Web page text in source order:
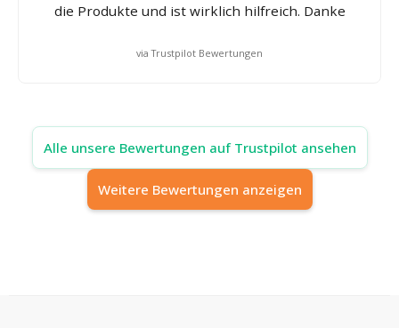
die Produkte und ist wirklich hilfreich. Danke
via Trustpilot Bewertungen
Alle unsere Bewertungen auf Trustpilot ansehen
Weitere Bewertungen anzeigen